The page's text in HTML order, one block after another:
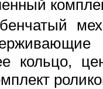
кольцо,